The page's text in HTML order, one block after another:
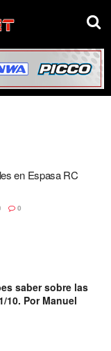
en Espasa RC
0
saber sobre las
10. Por Manuel